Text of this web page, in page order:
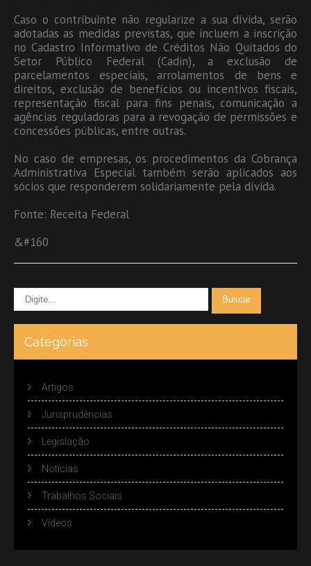
Caso o contribuinte não regularize a sua dívida, serão
adotadas as medidas previstas, que incluem a inscrição
no Cadastro Informativo de Créditos Não Quitados do
Setor Público Federal (Cadin), a exclusão de
parcelamentos especiais, arrolamentos de bens e
direitos, exclusão de benefícios ou incentivos fiscais,
representação fiscal para fins penais, comunicação a
agências reguladoras para a revogação de permissões e
concessões públicas, entre outras.
No caso de empresas, os procedimentos da Cobrança
Administrativa Especial também serão aplicados aos
sócios que responderem solidariamente pela dívida.
Fonte: Receita Federal
&#160
Categorias
Artigos
Jurisprudências
Legislação
Notícias
Trabalhos Sociais
Vídeos